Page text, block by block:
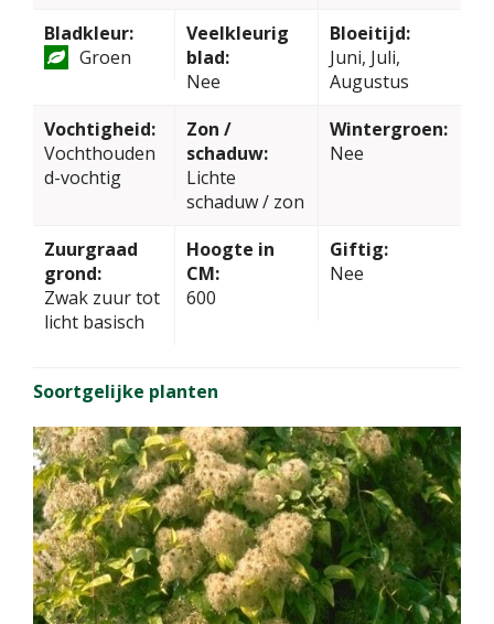
Bladkleur:
Groen
Veelkleurig
blad:
Nee
Bloeitijd:
Juni, Juli,
Augustus
Vochtigheid:
Vochthouden
d-vochtig
Zon /
schaduw:
Lichte
schaduw / zon
Wintergroen:
Nee
Zuurgraad
grond:
Zwak zuur tot
licht basisch
Hoogte in
CM:
600
Giftig:
Nee
Soortgelijke planten